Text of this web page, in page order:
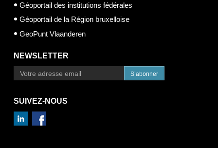
Géoportail des institutions fédérales
Géoportail de la Région bruxelloise
GeoPunt Vlaanderen
NEWSLETTER
S’abonner
SUIVEZ-NOUS